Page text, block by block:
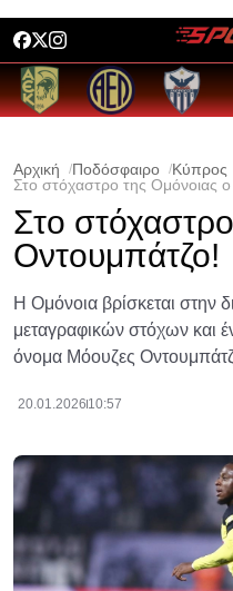
Αρχική Ποδόσφαιρο
Κύπρος
Στο στόχαστρο της Ομόνοιας
Στο
Οντουμπάτζο!
Η Ομόνοια βρίσκεται στην
μεταγραφικών στόχων και
όνομα Μόουζες
20.01.2026 10:57